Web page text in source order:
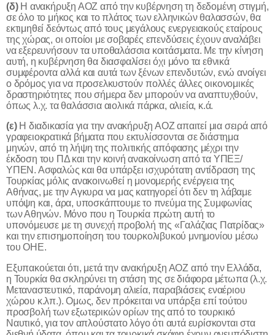
(δ) Η ανακήρυξη ΑΟΖ από την κυβέρνηση τη δεδομένη στιγμή,
σε όλο το μήκος και το πλάτος των ελληνικών θαλασσών, θα
εκτιμηθεί δεόντως από τους μεγάλους ενεργειακούς εταίρους
της χώρας, οι οποίοι με σοβαρές επενδύσεις έχουν αναλάβει
να εξερευνήσουν τα υποθαλάσσια κοιτάσματα. Με την κίνηση
αυτή, η κυβέρνηση θα διασφαλίσει όχι μόνο τα εθνικά
συμφέροντα αλλά και αυτά των ξένων επενδυτών, ενώ ανοίγει
ο δρόμος για να προσελκυστούν πολλές άλλες οικονομικές
δραστηριότητες που σήμερα δεν μπορούν να αναπτυχθούν,
όπως λ.χ. τα θαλάσσια αιολικά πάρκα, αλιεία, κ.ά.
(ε) Η διαδικασία για την ανακήρυξη ΑΟΖ απαιτεί μια σειρά από
γραφειοκρατικά βήματα που εκτυλίσσονται σε διάστημα
μηνών, από τη λήψη της πολιτικής απόφασης μέχρι την
έκδοση του ΠΔ και την κοινή ανακοίνωση από τα ΥΠΕΞ/
ΥΠΕΝ. Ασφαλώς και θα υπάρξει ισχυρότατη αντίδραση της
Τουρκίας μόλις ανακοινωθεί η μονομερής ενέργεια της
Αθήνας, με την Αγκυρα να μας κατηγορεί ότι δεν τη λάβαμε
υπόψη και, άρα, υποσκάπτουμε το πνεύμα της Συμφωνίας
των Αθηνών. Μόνο που η Τουρκία πρώτη αυτή το
υπονόμευσε με τη συνεχή προβολή της «Γαλάζιας Πατρίδας»
και την επισημοποίηση του τουρκολιβυκού μνημονίου μέσω
του ΟΗΕ.
Εξυπακούεται ότι, μετά την ανακήρυξη ΑΟΖ από την Ελλάδα,
η Τουρκία θα σκληρύνει τη στάση της σε διάφορα μέτωπα (λ.χ.
Μεταναστευτικό, παράνομη αλιεία, παραβιάσεις εναέριου
χώρου κ.λπ.). Ομως, δεν πρόκειται να υπάρξει επί τούτου
προσβολή των εξωτερικών ορίων της από το τουρκικό
Ναυτικό, για τον απλούστατο λόγο ότι αυτά ευρίσκονται στα